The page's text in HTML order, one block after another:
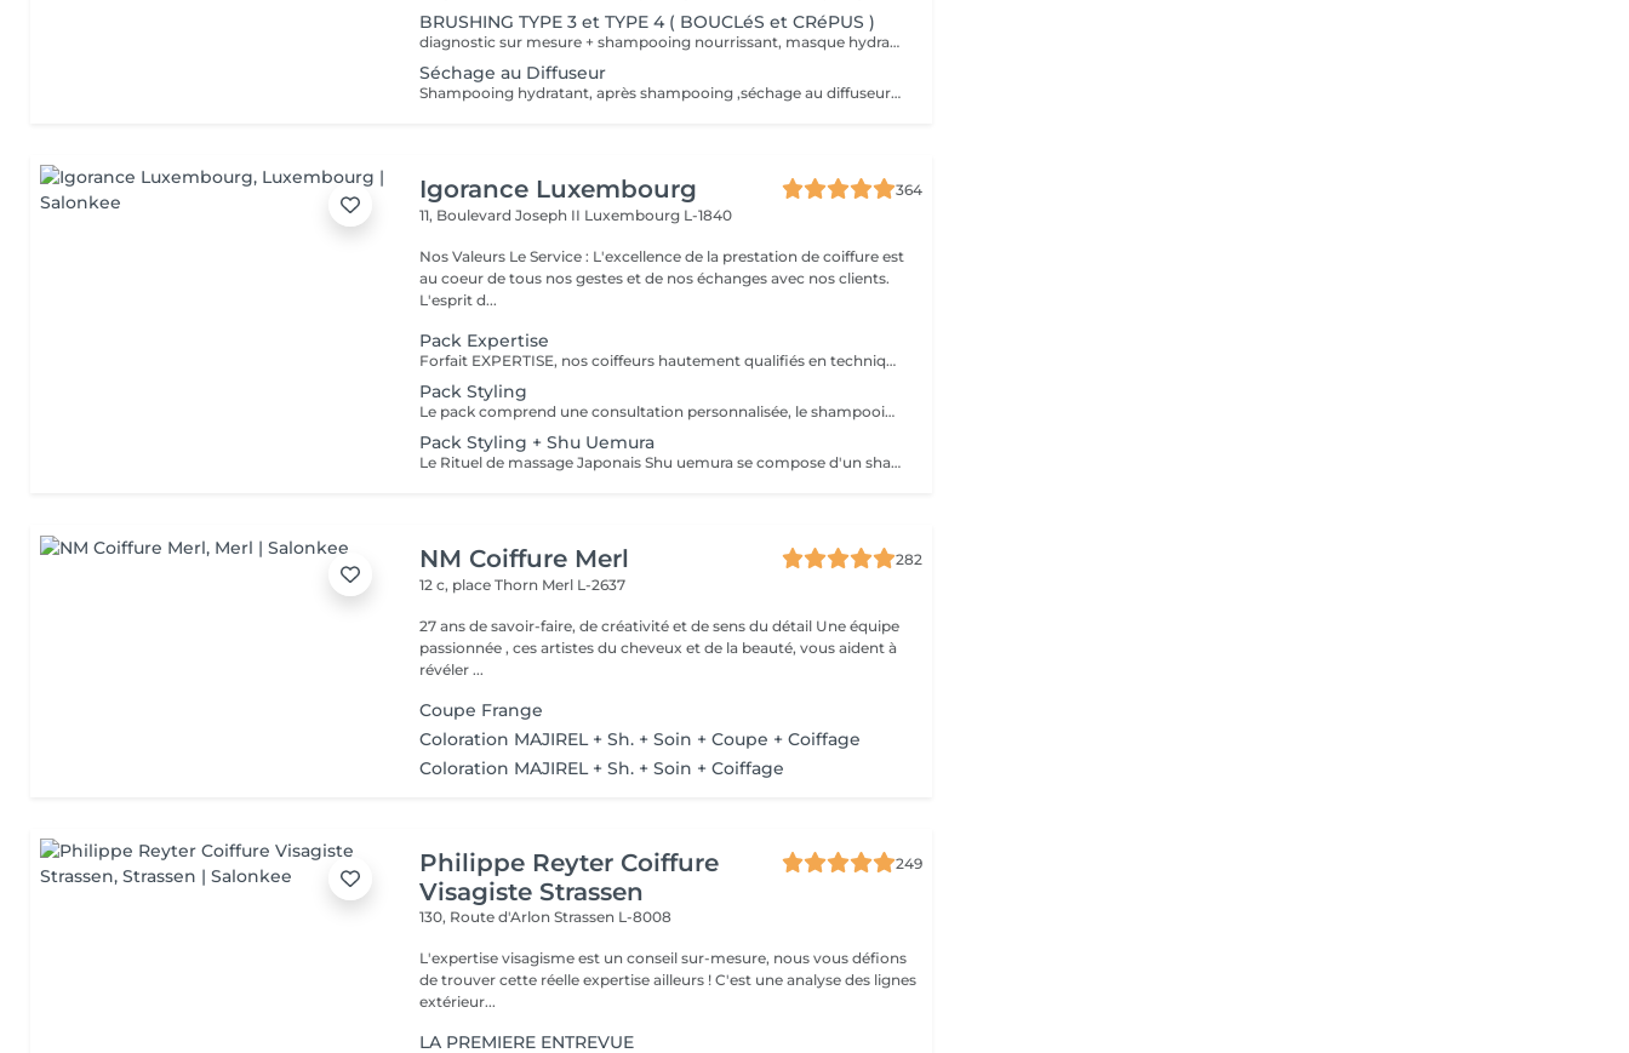
BRUSHING TYPE 3 et TYPE 4 ( BOUCLéS et CRéPUS )
diagnostic sur mesure + shampooing nourrissant, masque hydratant ,coiffage sérum et fixation finale. Important: cheveux sans tresse ni noeuds à l'arrivée; tout noeuds ou tressage entraîne l'annulation et 50% de la prestation est retenu. Toute arrivée retardée de 15-30 minutes ou plus entraînera l'annulation automatique du rendez-vous.
Séchage au Diffuseur
Shampooing hydratant, après shampooing ,séchage au diffuseur sérum et fixation finale. Important: cheveux sans tresse ni nud à l'arrivée; tout nud ou tressage entraîne l'annulation et 50% de la prestation est retenu. Toute arrivée retardée de 15-30 minutes ou plus entraînera l'annulation automatique du rendez-vous.
Igorance Luxembourg
364
11, Boulevard Joseph II Luxembourg L-1840
Nos Valeurs Le Service : L'excellence de la prestation de coiffure est
au coeur de tous nos gestes et de nos échanges avec nos clients.
L'esprit d...
Pack Expertise
Forfait EXPERTISE, nos coiffeurs hautement qualifiés en technique anglo-saxonne, en formation continu et diplômés d’une académie anglaise à Paris. Vous offre une séance d’une heure avec votre coach en suivi beauté. Ce pack inclus : 1 h de prestation Un diagnostique personnalisé Shampoing spécifique Haircare Conditioner spécifique Produit de coiffage Coupe Styling Produit de finition
Pack Styling
Le pack comprend une consultation personnalisée, le shampooing et le conditionneur spécifiques REDKEN , le séchage et les produits de styling REDKEN * Tarifs à titre indicatifs à confirmer après la consultation personnalisée établit auprès de votre coiffeur/stylist/spécialiste * La direction se réserve le droit d’apporter des modifications pour le bon fonctionnement du salon
Pack Styling + Shu Uemura
Le Rituel de massage Japonais Shu uemura se compose d'un shampooing et d'un soin d'une durée de 30 minutes pour une relaxation une une réparation intense du cheveu et ensuite le pack styling
NM Coiffure Merl
282
12 c, place Thorn Merl L-2637
27 ans de savoir-faire, de créativité et de sens du détail Une équipe
passionnée , ces artistes du cheveux et de la beauté, vous aident à
révéler ...
Coupe Frange
Coloration MAJIREL + Sh. + Soin + Coupe + Coiffage
Coloration MAJIREL + Sh. + Soin + Coiffage
Philippe Reyter Coiffure
Visagiste Strassen
249
130, Route d'ArlonStrassen L-8008
L'expertise visagisme est un conseil sur-mesure, nous vous défions
de trouver cette réelle expertise ailleurs ! C'est une analyse des lignes
extérieur...
LA PREMIERE ENTREVUE